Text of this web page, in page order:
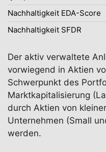
Nachhaltigkeit EDA-Score
Nachhaltigkeit SFDR
Der aktiv verwaltete
vorwiegend in Aktien
Schwerpunkt des
Marktkapitalisierung
durch Aktien von
Unternehmen (Small
werden.